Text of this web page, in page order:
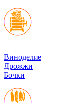
Виноделие
Дрожжи
Бочки